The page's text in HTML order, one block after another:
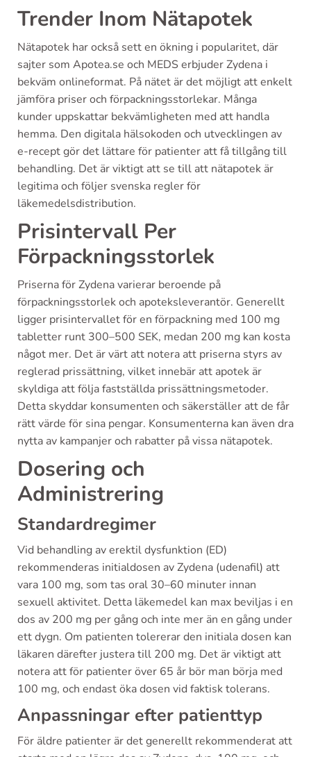
Trender Inom Nätapotek
Nätapotek har också sett en ökning i popularitet, där
sajter som Apotea.se och MEDS erbjuder Zydena i
bekväm onlineformat. På nätet är det möjligt att enkelt
jämföra priser och förpackningsstorlekar. Många
kunder uppskattar bekvämligheten med att handla
hemma. Den digitala hälsokoden och utvecklingen av
e-recept gör det lättare för patienter att få tillgång till
behandling. Det är viktigt att se till att nätapotek är
legitima och följer svenska regler för
läkemedelsdistribution.
Prisintervall Per
Förpackningsstorlek
Priserna för Zydena varierar beroende på
förpackningsstorlek och apoteksleverantör. Generellt
ligger prisintervallet för en förpackning med 100 mg
tabletter runt 300–500 SEK, medan 200 mg kan kosta
något mer. Det är värt att notera att priserna styrs av
reglerad prissättning, vilket innebär att apotek är
skyldiga att följa fastställda prissättningsmetoder.
Detta skyddar konsumenten och säkerställer att de får
rätt värde för sina pengar. Konsumenterna kan även dra
nytta av kampanjer och rabatter på vissa nätapotek.
Dosering och
Administrering
Standardregimer
Vid behandling av erektil dysfunktion (ED)
rekommenderas initialdosen av Zydena (udenafil) att
vara 100 mg, som tas oral 30–60 minuter innan
sexuell aktivitet. Detta läkemedel kan max beviljas i en
dos av 200 mg per gång och inte mer än en gång under
ett dygn. Om patienten tolererar den initiala dosen kan
läkaren därefter justera till 200 mg. Det är viktigt att
notera att för patienter över 65 år bör man börja med
100 mg, och endast öka dosen vid faktisk tolerans.
Anpassningar efter patienttyp
För äldre patienter är det generellt rekommenderat att